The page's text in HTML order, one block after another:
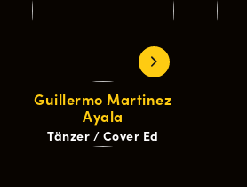
Guillermo Martinez
Ayala
Tänzer / Cover Ed